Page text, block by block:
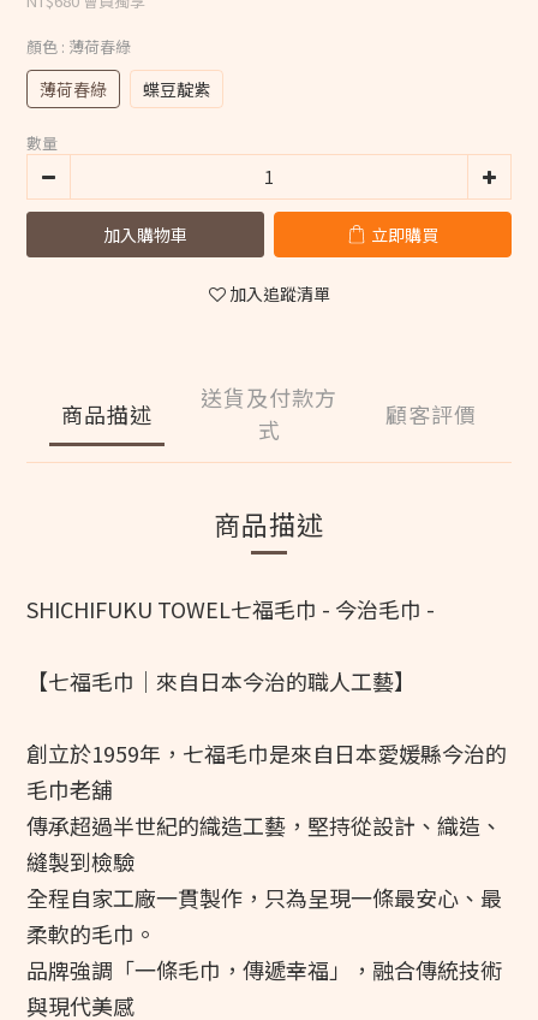
顏色 : 薄荷春綠
薄荷春綠 蝶豆靛紫
數量
加入購物車 立即購買
加入追蹤清單
商品描述
送貨及付款方
式
顧客評價
商品描述
SHICHIFUKU TOWEL七福毛巾 - 今治毛巾 -
【七福毛巾｜來自日本今治的職人工藝】
創立於1959年，七福毛巾是來自日本愛媛縣今治的
毛巾老舖
傳承超過半世紀的織造工藝，堅持從設計、織造、
縫製到檢驗
全程自家工廠一貫製作，只為呈現一條最安心、最
柔軟的毛巾。
品牌強調「一條毛巾，傳遞幸福」，融合傳統技術
與現代美感